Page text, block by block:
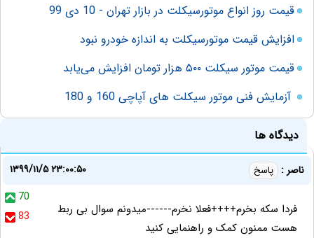
قیمت روز انواع موتورسیکلت در بازار تهران - 10 دی 99
افزایش قیمت موتورسیکلت به اندازه خودرو نبود
قیمت‌ موتور سیکلت ۵۰۰ هزار تومان افزایش می‌یابد
آزمایش فنی موتور سیکلت های آپاچی 160 و 180
دیدگاه ها
ناصر : پاسخ
۱۳۹۹/۱۱/۵ ۲۳:۰۰:۵۰
70
83
فردا سکه بخرم++++فعلا نخرم------میدونم سوال بی ربط
هست ممنون کمک و راهنمایی کنید